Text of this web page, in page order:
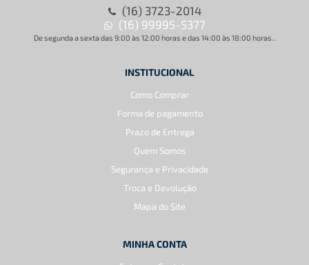
INSTITUCIONAL
Como Comprar
Forma de pagamento
Prazo de Entrega
Quem Somos
Segurança e Privacidade
Troca e Devolução
Mapa do Site
MINHA CONTA
(16) 3723-2014
(16) 99995-5377
De segunda a sexta das 9:00 às 12:00 horas e das 14:00 às 18:00 horas..